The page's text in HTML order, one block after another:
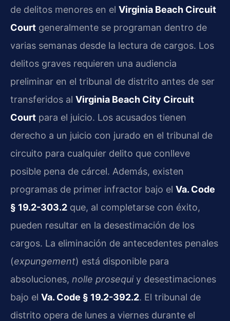
de delitos menores en el Virginia Beach Circuit
Court generalmente se programan dentro de
varias semanas desde la lectura de cargos. Los
delitos graves requieren una audiencia
preliminar en el tribunal de distrito antes de ser
transferidos al Virginia Beach City Circuit
Court para el juicio. Los acusados tienen
derecho a un juicio con jurado en el tribunal de
circuito para cualquier delito que conlleve
posible pena de cárcel. Además, existen
programas de primer infractor bajo el Va. Code
§ 19.2-303.2 que, al completarse con éxito,
pueden resultar en la desestimación de los
cargos. La eliminación de antecedentes penales
(expungement) está disponible para
absoluciones, nolle prosequiy desestimaciones
bajo el Va. Code § 19.2-392.2. El tribunal de
distrito opera de lunes a viernes durante el